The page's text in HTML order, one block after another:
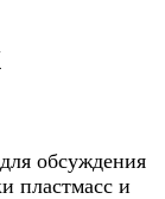
обсуждения
пластмасс и